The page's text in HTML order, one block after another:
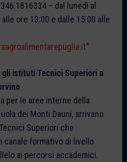
– dal lunedì al
ore 13:00 e dalle 15:00 alle
“
gli istituti Tecnici Superiori a
per le aree interne della
dei Monti Dauni, arrivano
Superiori che
canale formativo di livello
ai percorsi accademici.